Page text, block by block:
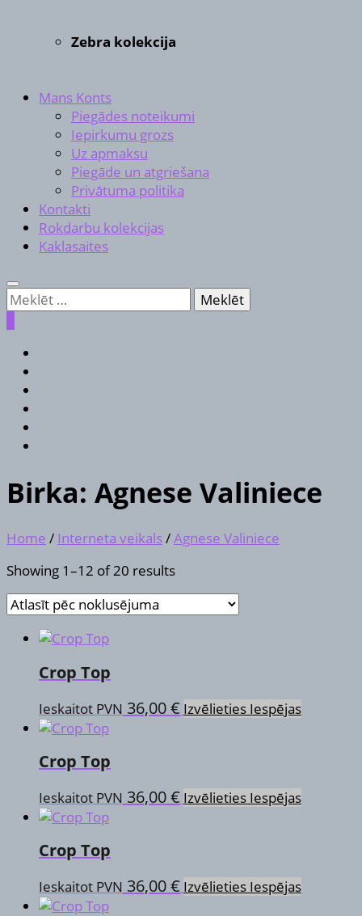
Zebra kolekcija
Mans Konts
Piegādes noteikumi
Iepirkumu grozs
Uz apmaksu
Piegāde un atgriešana
Privātuma politika
Kontakti
Rokdarbu kolekcijas
Kaklasaites
Meklēt:
Birka: Agnese Valiniece
Home / Interneta veikals/Agnese Valiniece
Showing 1–12 of 20 results
Crop Top
Ieskaitot PVN 36,00€ Izvēlieties Iespējas
The
on
Crop Top
Ieskaitot PVN 36,00€ Izvēlieties Iespējas
The
Crop Top
Ieskaitot PVN 36,00€ Izvēlieties Iespējas